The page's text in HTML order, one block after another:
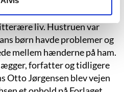
sat en midlertidig
liv. Hustruen var
børn havde problemer og
mellem hænderne på ham.
forfatter og tidligere
Otto Jørgensen blev vejen